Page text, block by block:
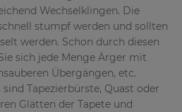
Wechselklingen. Die
stumpf werden und sollten
werden. Schon durch diesen
sich jede Menge Ärger mit
Übergängen, etc.
Tapezierbürste, Quast oder
Glätten der Tapete und